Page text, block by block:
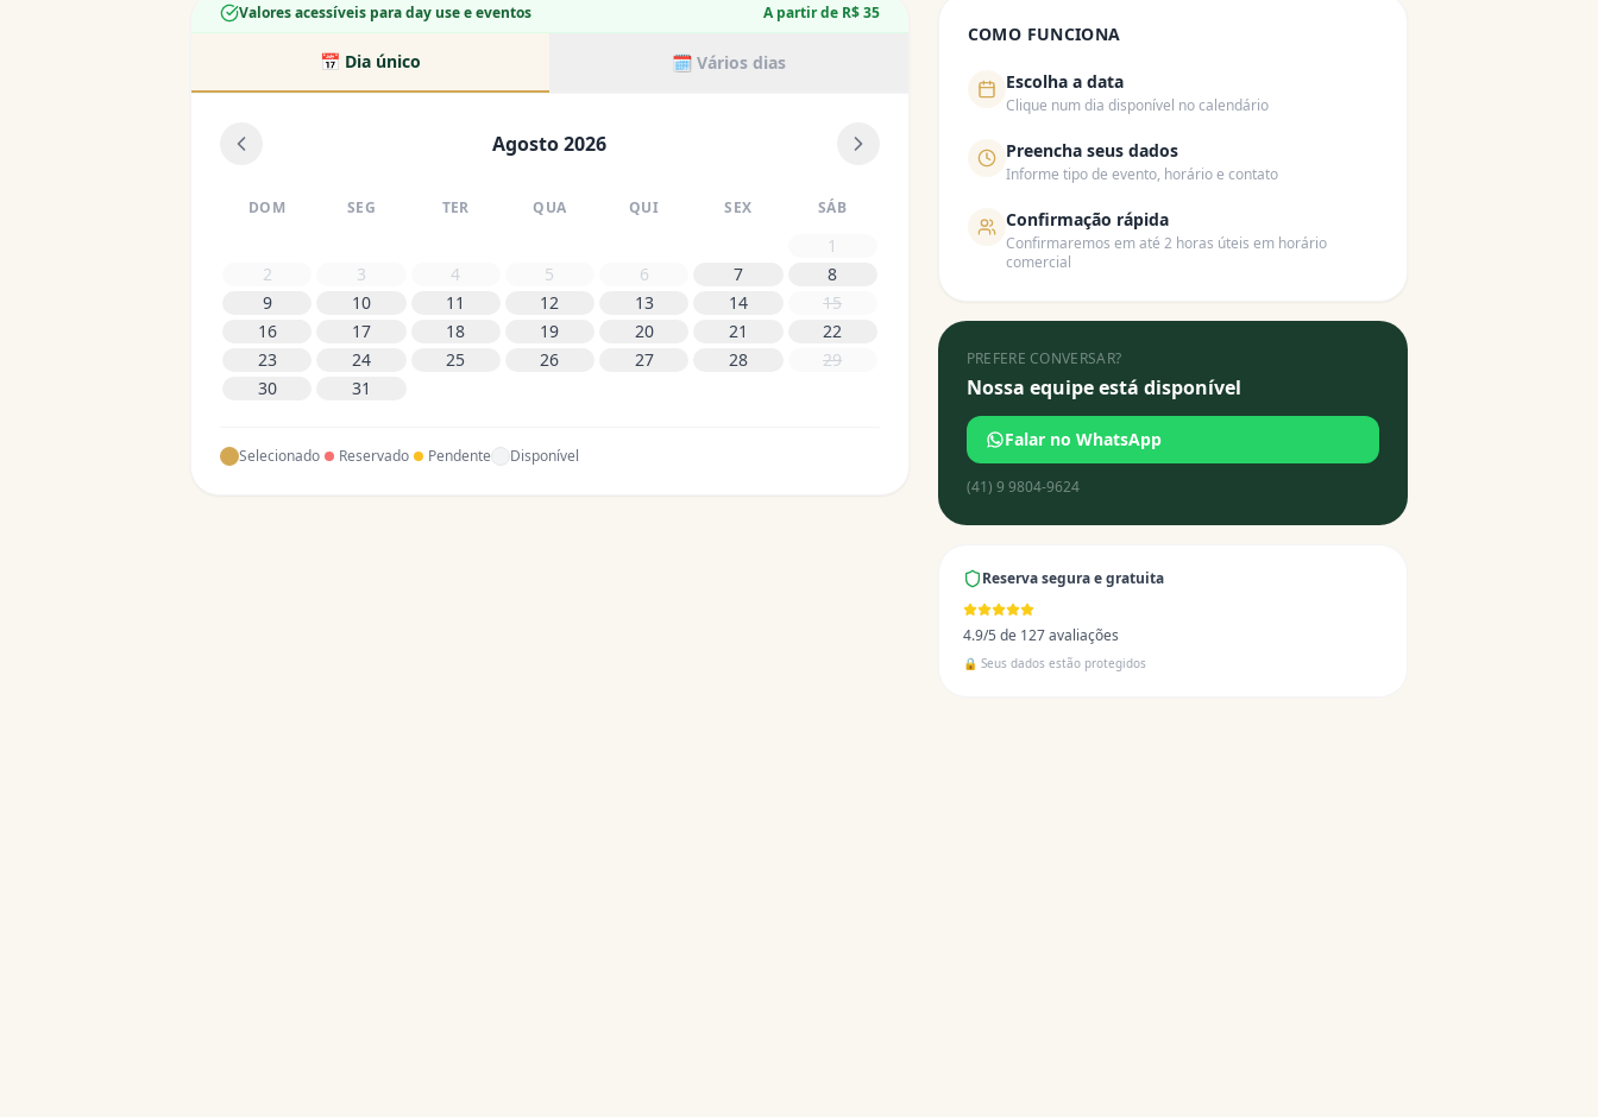
Valores acessíveis para day use e eventos A partir de R$ 35
📅 Dia único 🗓️ Vários dias
Agosto 2026
DOM SEG TER QUA QUI SEX SÁB
1
2
3 4 5 6 7
8
9
10 11 12 13 14
15
16
17 18 19 20 21
22
23
24 25 26 27 28
29
30
31
Selecionado Reservado Pendente Disponível
COMO FUNCIONA
Escolha a data
Clique num dia disponível no calendário
Preencha seus dados
Informe tipo de evento, horário e contato
Confirmação rápida
Confirmaremos em até 2 horas úteis em horário
comercial
PREFERE CONVERSAR?
Nossa equipe está disponível
Falar no WhatsApp
(41) 9 9804-9624
Reserva segura e gratuita
4.9/5 de 127 avaliações
🔒 Seus dados estão protegidos